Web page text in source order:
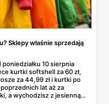
Sklepy właśnie sprzedają
poniedziałku 10 sierpnia
kurtki softshell za 60 zł,
za 44,99 zł i kurtki po
lat aż za
a wychodzisz z jesienną